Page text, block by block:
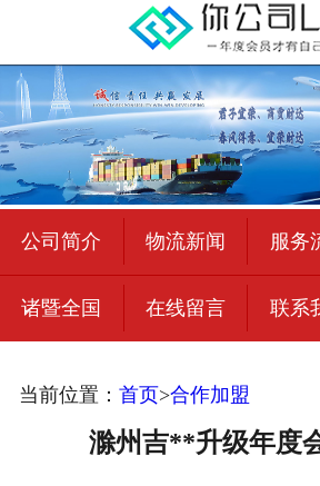
公司简介 物流新闻 服务
诸暨全国 在线留言 联系
当前位置： 首页>合作加盟
滁州吉**升级年度